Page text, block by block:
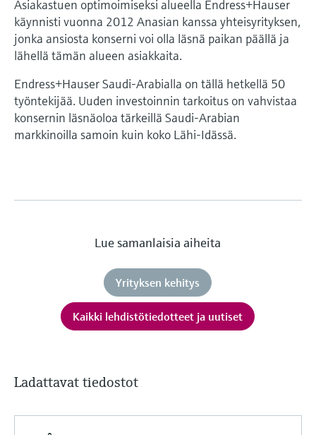
Asiakastuen optimoimiseksi alueella Endress+Hauser
käynnisti vuonna 2012 Anasian kanssa yhteisyrityksen,
jonka ansiosta konserni voi olla läsnä paikan päällä ja
lähellä tämän alueen asiakkaita.
Endress+Hauser Saudi-Arabialla on tällä hetkellä 50
työntekijää. Uuden investoinnin tarkoitus on vahvistaa
konsernin läsnäoloa tärkeillä Saudi-Arabian
markkinoilla samoin kuin koko Lähi-Idässä.
Lue samanlaisia aiheita
Yrityksen kehitys
Kaikki lehdistötiedotteet ja uutiset
Ladattavat tiedostot